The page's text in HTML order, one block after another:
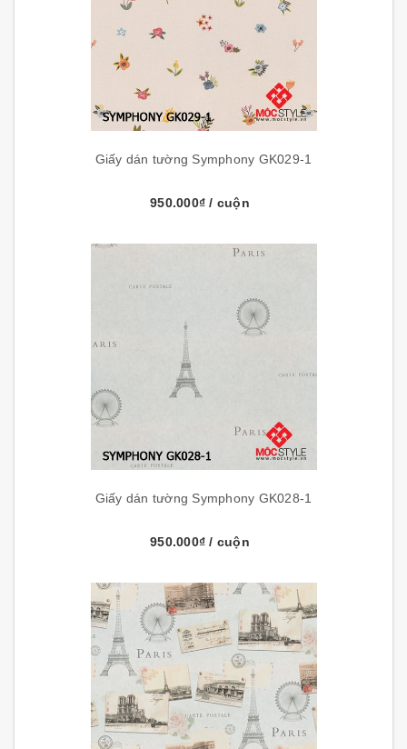
Giấy dán tường Symphony GK029-1
950.000₫/ cuộn
Giấy dán tường Symphony GK028-1
950.000₫/ cuộn